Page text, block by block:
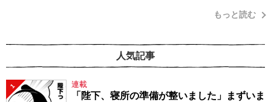
もっと読む
人気記事
1 連載
「陛下、寝所の準備が整いました」まずいま